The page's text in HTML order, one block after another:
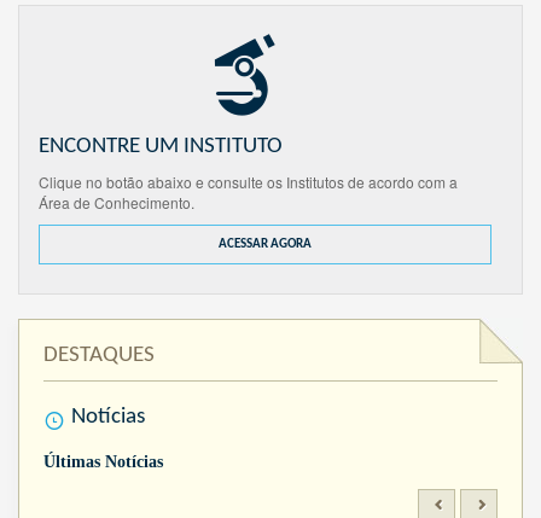
ENCONTRE UM INSTITUTO
Clique no botão abaixo e consulte os Institutos de acordo com a
Área de Conhecimento.
ACESSAR AGORA
DESTAQUES
Notícias
Últimas Notícias